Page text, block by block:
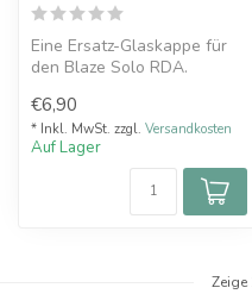
Eine Ersatz-Glaskappe für
den Blaze Solo RDA.
€6,90
* Inkl. MwSt. zzgl. Versandkosten
Auf Lager
Zeige